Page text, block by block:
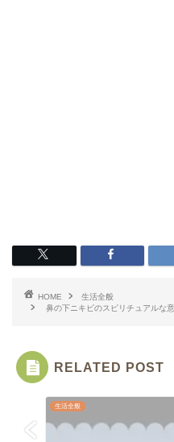
HOME
生活全般
鼻の下ニキビのスピリチュアルな
RELATED POST
生活全般